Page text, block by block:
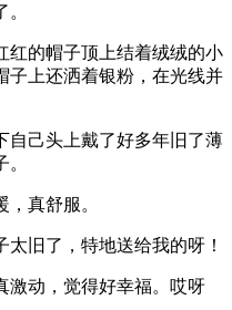
的帽子顶上结着绒绒的小
子上还洒着银粉，在光线并
己头上戴了好多年旧了薄
真舒服。
旧了，特地送给我的呀！
动，觉得好幸福。哎呀